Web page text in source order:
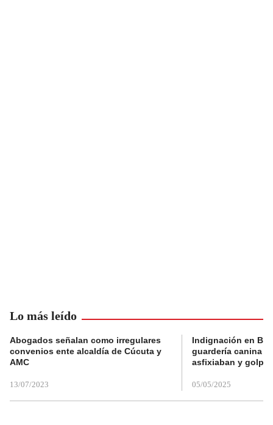
Lo más leído
Abogados señalan como irregulares
convenios ente alcaldía de Cúcuta y
AMC
13/07/2023
Indignación en
guardería canina
asfixiaban y
05/05/2025